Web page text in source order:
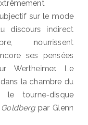
sur le mode
discours indirect
nourrissent
ses pensées
Wertheimer. Le
la chambre du
tourne-disque
Goldbergpar Glenn